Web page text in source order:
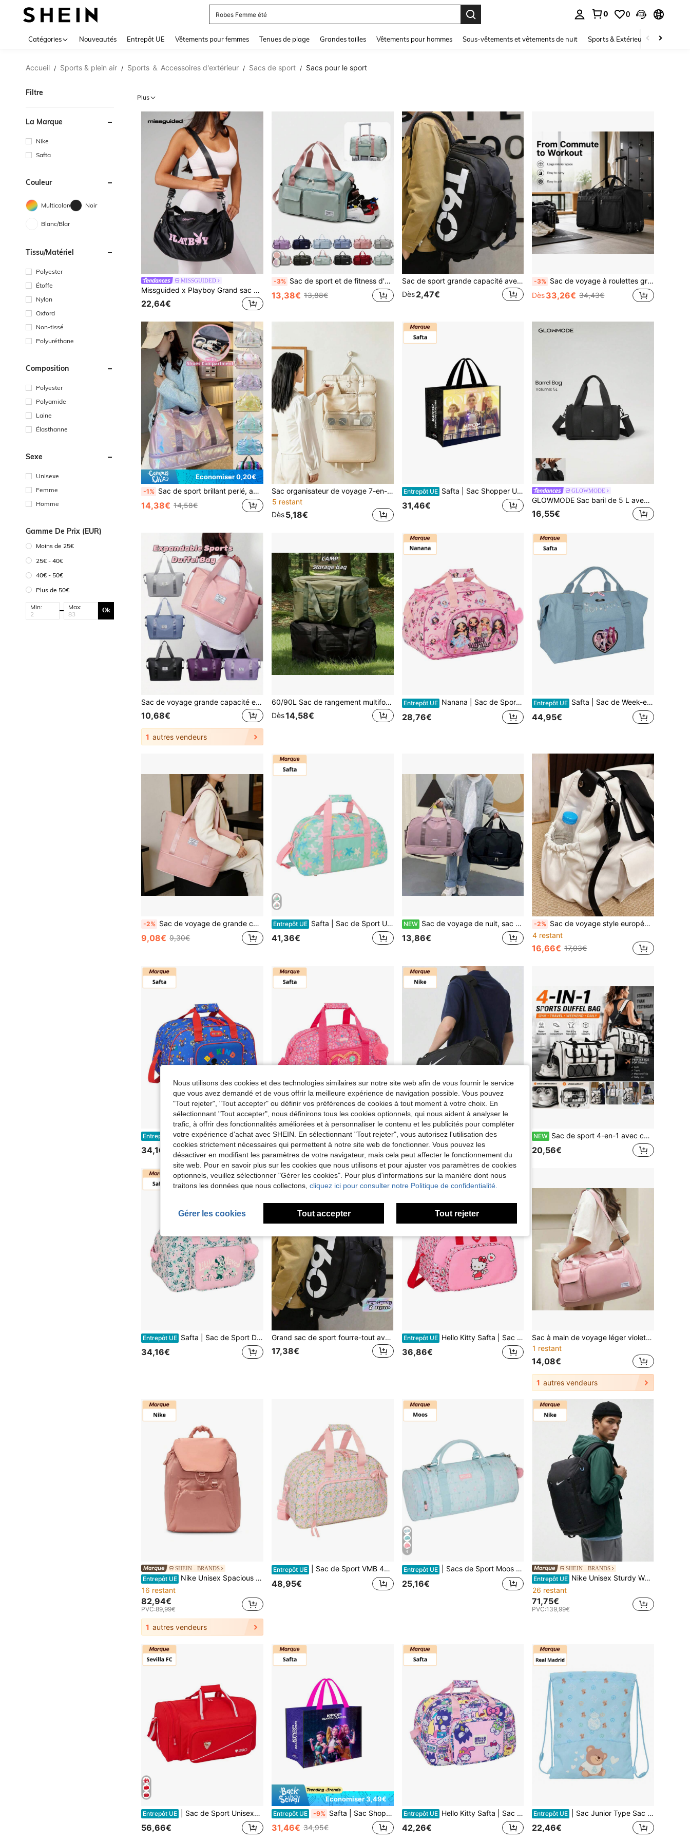
Jupe
0 0
Catégories Nouveautés Entrepôt UE Vêtements pour femmes Tenues de plage Grandes tailles Vêtements pour hommes Sous-vêtements et vêtements de nuit Sports & Extérieur Enfants
Accueil / Sports & plein air / Sports ＆ Accessoires d'extérieur / Sacs de sport / Sacs pour le sport
Filtre
La Marque
Nike
Safta
Couleur
Multicolore Noir
Blanc/Blanche
Tissu/matériel
Polyester
Étoffe
Nylon
Oxford
Non-tissé
Polyuréthane
Composition
Polyester
Polyamide
Laine
Élasthanne
Sexe
Unisexe
Femme
Homme
Gamme De Prix (EUR)
Moins de 25€
25€ - 40€
40€ - 50€
Plus de 50€
Min: Max: Ok
Plus
MISSGUIDED
Missguided x Playboy Grand sac de voyage avec bandoulière et compartiments latéraux pour la gym, les voyages et les week-ends
22,64€
-3% Sac de sport et de fitness d'été, unisexe, avec compartiment à chaussures, convient pour l'école, les voyages de week-end, les nuitées, le yoga, les voyages à la plage
13,38€ 13,88€
Sac de sport grande capacité avec compartiment à chaussures et fermeture éclair, sac à dos d'entraînement avec plusieurs compartiments, sac de voyage, sac de gym pour hommes et femmes, sac de voyage pour yoga, gym, entraînement, sports de plein air, accessoires essentiels de voyage
Dès 2,47€
-3% Sac de voyage à roulettes grande capacité, sac de bagage à main avec poignée de chariot, sac de rangement détachable en nylon imperméable, 65/75/85cm
Dès33,26€ 34,43€
Économiser 0,20€
-1% Sac de sport brillant perlé, avec compartiment à chaussures et poches de séparation humide/sec, grand sac de voyage/sac polochon unisexe de grande capacité
14,38€ 14,58€
Sac organisateur de voyage 7-en-1, sac de rangement de bagages grande capacité avec compartiments, peut ranger les articles de toilette, les cosmétiques, les vêtements et les chaussures, convient pour l'organisation des voyages
5 restant
Dès5,18€
Entrepôt UE Safta | Sac Shopper Unisexe, Licence Officielle, Grande Capacité 36 L, Polypropylène Tressé Résistant, Poignées Confortables, Taille Unique, Idéal pour les Achats et la Plage
31,46€
GLOWMODE
GLOWMODE Sac baril de 5 L avec poches zippées de base et bandoulière amovible, pour un usage quotidien et décontracté
16,55€
Sac de voyage grande capacité extensible, sac de sport fitness avec séparation sec-humide, sac de voyage multifonction, sac de voyage de sport
10,68€
1 autres vendeurs
60/90L Sac de rangement multifonctionnel pour le camping en plein air, sac organisateur de voyage grande capacité, sac de transport pour sac de couchage et tente de camping, sac de sport
Dès14,58€
Entrepôt UE Nanana | Sac de Sport Na Na Na Fabulous, Sac de Sport Enfant avec Bandoulière Réglable et Poignée Rembourrée, Grande Poche Avant, Double Fermeture Éclair, Base avec Pieds et Fond Semi-Rigide Amovible
28,76€
Entrepôt UE Safta | Sac de Week-end Unisex, Licence Officielle, Bandoulière Ajustable et Amovible, Poignées Rembourrées, Intérieur Doublé, Poches et Fermeture Éclair 2 Directions, Taille Unique, Voyage
44,95€
-2% Sac de voyage de grande capacité avec compartiment à chaussures, séparation humide/sèche, sac de sport imperméable et léger pour femmes et hommes, yoga & natation, manchon de trolley, rangement multicouche, durable et hydrofuge, sac de voyage d'affaires, de maternité et de dortoir étudiant
9,08€ 9,30€
Entrepôt UE Safta | Sac de Sport Unisexe Étoiles, Licence Officielle, Poche Avant avec Fermeture Éclair, Bandoulière Ajustable Détachable avec Épaule Rembourrée, Taille Unique, Pour le Gym et les Voyages
41,36€
NEW Sac de voyage de nuit, sac de sport de grande capacité pour gym et yoga, sac à main de week-end pour hôpital avec séparation sec-humide, sac à bandoulière portable décontracté avec compartiment à chaussures, convient pour les affaires, les vacances, l'extérieur, le ski, la fitness,
13,86€
-2% Sac de voyage style européen noir à poches multiples, sac à main et sac bandoulière en nylon imperméable, sac de voyage grande capacité pour courts voyages et voyages d'affaires, cadeau polyvalent et pratique pour petit ami/petite amie
4 restant
16,66€ 17,03€
Entrepôt UE Safta | Sac de Sport Disney Mickey Mouse Today 40 x 24 x 23 cm (22,1 litres), avec Bandoulière Réglable et Poignée Rembourrée, Grande Poche Frontale, Fermeture Éclair Double, Base avec Pieds et Fond Semi-Rigide Amovible
34,16€
Entrepôt UE Safta | Sac de Sport Cuore 50 x 26 x 20 cm (26 Litres), Sac de Sport avec Bandoulière Ajustable et Amovible Rembourrée, Poche Avant avec Fermeture Éclair, Base avec Pieds et Fond Semi-Rigide Amovible
35,96€
Entrepôt UE Sac de voyage en tissu avec logo de marque Nike décontracté Sportswear, style unisexe pour couple, noir.
67,20€
NEW Sac de sport 4-en-1 avec compartiment à chaussures séparé, sac de gym résistant à l'eau avec poche humide, grand sac de voyage de week-end pour femmes et hommes, fitness, entraînement et voyages de week-end
20,56€
Entrepôt UE Safta | Sac de Sport Disney Minty 40 x 24 x 23 cm (22,1 Litres), avec Bandoulière Réglable et Poignée Rembourrée, Grande Poche Avant, Fermeture Éclair avec Double Tirette, Base avec Pieds et Fond Semi-Rigide Amovible
34,16€
Grand sac de sport fourre-tout avec compartiment à chaussures et fermeture éclair. Sac à dos de fitness avec compartiments multiples. Sac de voyage, sac de gym pour hommes et femmes. Sac de voyage pour le yoga, le fitness, l'entraînement, les activités extérieures
17,38€
Entrepôt UE Hello Kitty Safta | Sac de Sport 40 x 24 x 23 cm (22,1 litres), Sac Enfant et Adolescent avec Bandoulière Réglable et Poignée Rembourrée, Grande Poche Frontale, Fermeture Éclair Double, Base avec Pieds et Fond Semi-Rigide Amovible
36,86€
Sac à main de voyage léger violet, sac de week-end multi-poches pour femmes, sac de sport décontracté pour la gym, sac de voyage pour un usage quotidien en extérieur
1 restant
14,08€
1 autres vendeurs
SHEIN - BRANDS
Entrepôt UE Nike Unisex Spacious Premium Portable Daily Weekend Gym Pink HV1194-688
16 restant
82,94€
PVC:89,99€
1 autres vendeurs
Entrepôt UE | Sac de Sport VMB 48 x 33 x 21 cm (33,3 Litres), Sac de Sport Scolaire avec Bandoulière Réglable et Amovible, Poignée Rembourrée, Fermeture Éclair Double Curseur, Poche Avant, Base avec Pieds et Fond Semi-Rigide Amovible
48,95€
4
Entrepôt UE | Sacs de Sport Moos Garden, Sac de Sport avec Bandoulière Réglable et Amovible, Fermeture Éclair avec Double Tirette, Poche Avant et Latérale, Base avec Pieds de Protection
25,16€
SHEIN - BRANDS
Entrepôt UE Nike Unisex Sturdy Waterproof Durable Travel Sports Shopping White HF7048-060
26 restant
71,75€
PVC:139,99€
Entrepôt UE | Sac de Sport Unisexe Sevilla FC, Bandoulière Ajustable avec Poche Avant et Latérale avec Fermeture Éclair, Base avec Pieds de Protection et Fond Semi-Rigide Amovible, Taille Unique
56,66€
Économiser 3,49€
Entrepôt UE -9% Safta | Sac Shopper Sound Unisexe, Tote Grande 36 L en Polypropylène Tressé Résistant avec Poignées, Léger et Résistant, Licence Officielle, pour Achats, Plage et Voyage
31,46€ 34,95€
Entrepôt UE Hello Kitty Safta | Sac de Sport & Friends Unisex, Sac de Sport avec Grande Poche Avant, Bandoulière Ajustable et Double Fermeture Éclair, Base avec Pieds et Fond Semi-Rigide Amovible, Taille Unique
42,26€
Entrepôt UE | Sac Junior Type Sac à Dos Real Madrid Préscolaire Garçon et Fille, Licence Officielle, Fermeture avec Cordon et Fiabilité Anti-Étranglement, Poche Intérieure avec Fermeture Éclair, Taille Unique, École
22,46€
Nous utilisons des cookies et des technologies similaires sur notre site web afin de vous fournir le service
que vous avez demandé et de vous offrir la meilleure expérience de navigation possible. Vous pouvez
"Tout rejeter", "Tout accepter" ou définir vos préférences de cookies à tout moment à votre choix. En
sélectionnant "Tout accepter", nous définirons tous les cookies optionnels, qui nous aident à analyser le
trafic, à offrir des fonctionnalités améliorées et à personnaliser le contenu et les publicités pour compléter
votre expérience d'achat avec SHEIN. En sélectionnant "Tout rejeter", vous autorisez l'utilisation des
cookies strictement nécessaires qui permettent à notre site web de fonctionner. Vous pouvez les
désactiver en modifiant les paramètres de votre navigateur, mais cela peut affecter le fonctionnement du
site web. Pour en savoir plus sur les cookies que nous utilisons et pour ajuster vos paramètres de cookies
optionnels, veuillez sélectionner "Gérer les cookies". Pour plus d'informations sur la manière dont nous
traitons les données que nous collectons, cliquez ici pour consulter notre Politique de confidentialité.
Gérer les cookies Tout accepter Tout rejeter